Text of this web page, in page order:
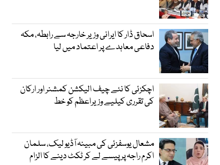
اسحاق ڈار کا ایرانی وزیر خارجہ سے رابطہ، مکہ
دفاعی معاہدے پر اعتماد میں لیا
اچکزئی کا نئے چیف الیکشن کمشنر اور ارکان
کی تقرری کیلیے وزیراعظم کو خط
مشعال یوسفزئی کی مبینہ آڈیو لیک، سلمان
اکرم راجہ پر پیسے لے کر ٹکٹ دینے کا الزام